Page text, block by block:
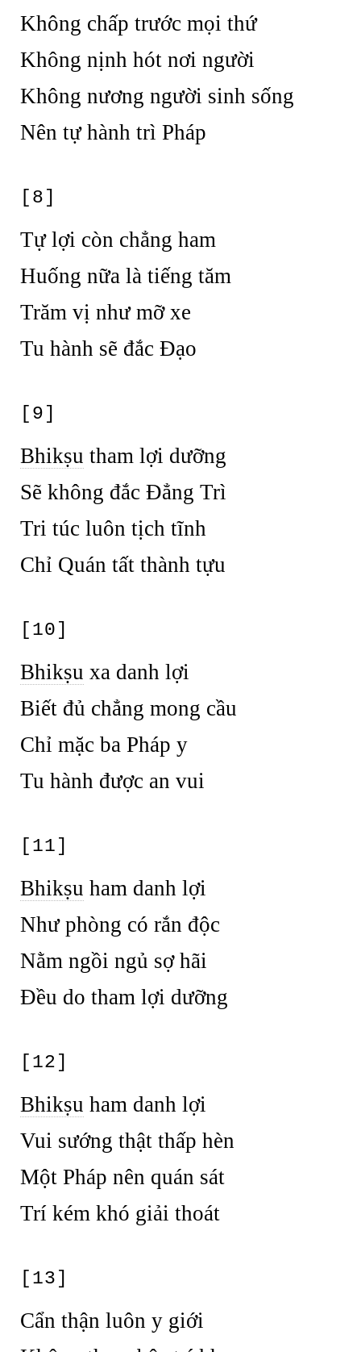
Không chấp trước mọi thứ
Không nịnh hót nơi người
Không nương người sinh sống
Nên tự hành trì Pháp
[8]
Tự lợi còn chẳng ham
Huống nữa là tiếng tăm
Trăm vị như mỡ xe
Tu hành sẽ đắc Đạo
[9]
Bhikṣu tham lợi dưỡng
Sẽ không đắc Đẳng Trì
Tri túc luôn tịch tĩnh
Chỉ Quán tất thành tựu
[10]
Bhikṣu xa danh lợi
Biết đủ chẳng mong cầu
Chỉ mặc ba Pháp y
Tu hành được an vui
[11]
Bhikṣu ham danh lợi
Như phòng có rắn độc
Nằm ngồi ngủ sợ hãi
Đều do tham lợi dưỡng
[12]
Bhikṣu ham danh lợi
Vui sướng thật thấp hèn
Một Pháp nên quán sát
Trí kém khó giải thoát
[13]
Cẩn thận luôn y giới